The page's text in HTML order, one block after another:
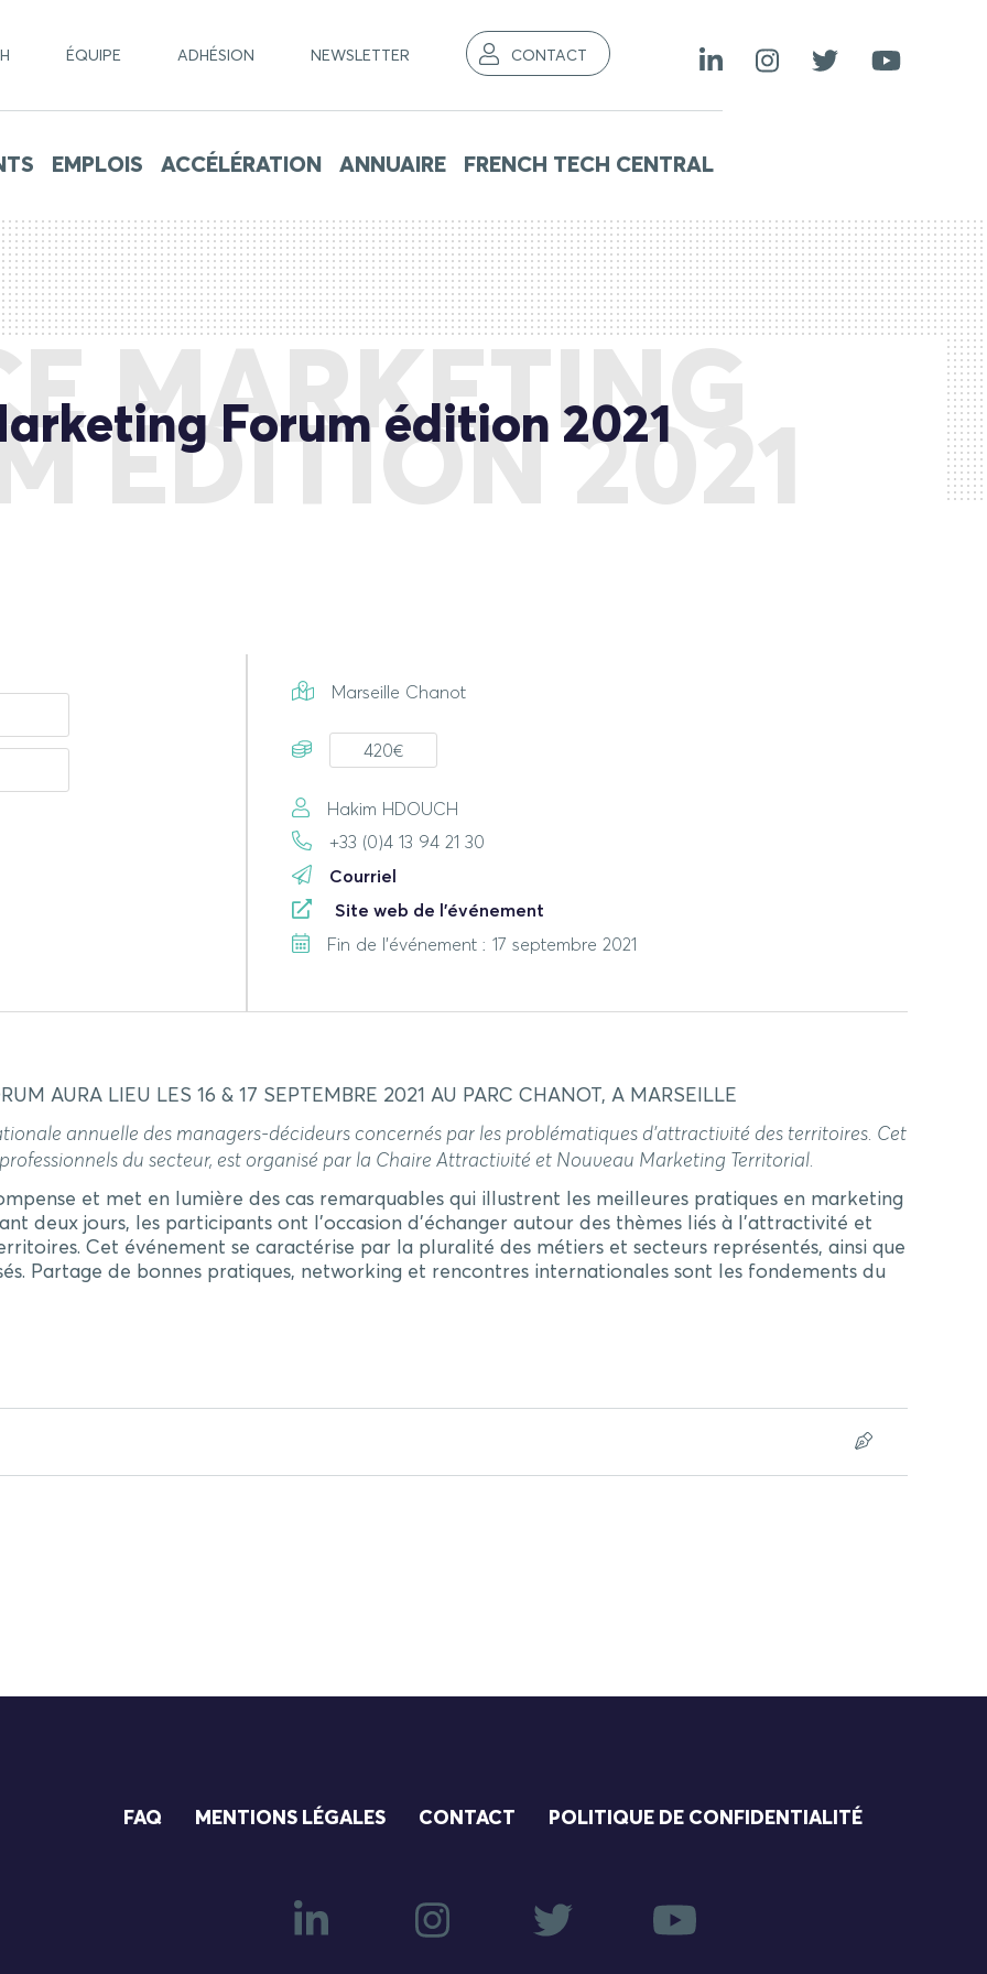
ÉQUIPE ADHÉSION NEWSLETTER CONTACT
EMPLOIS ACCÉLÉRATION ANNUAIRE FRENCH TECH CENTRAL
MARKETING
ÉDITION 2021
Forum édition 2021
Marseille Chanot
420€
Hakim HDOUCH
+33 (0)4 13 94 21 30
Courriel
Site web de l'événement
Fin de l'événement : 17 septembre 2021
AURA LIEU LES 16 & 17 SEPTEMBRE 2021 AU PARC CHANOT, A MARSEILLE
annuelle des managers-décideurs concernés par les problématiques d’attractivité des territoires. Cet
du secteur, est organisé par la Chaire Attractivité et Nouveau Marketing Territorial.
et met en lumière des cas remarquables qui illustrent les meilleures pratiques en marketing
deux jours, les participants ont l’occasion d’échanger autour des thèmes liés à l’attractivité et
Cet événement se caractérise par la pluralité des métiers et secteurs représentés, ainsi que
Partage de bonnes pratiques, networking et rencontres internationales sont les fondements du
FAQ MENTIONS LÉGALES CONTACT POLITIQUE DE CONFIDENTIALITÉ